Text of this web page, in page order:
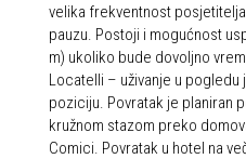
velika frekventnost
pauzu. Postoji i mogućnost
m) ukoliko bude dovoljno
Locatelli – uživanje u pogledu
poziciju. Povratak je planiran
kružnom stazom preko
Comici. Povratak u hotel na